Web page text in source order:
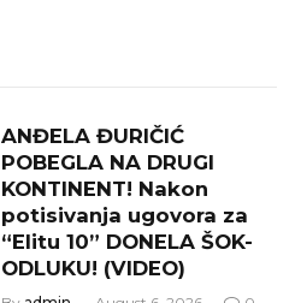
ANĐELA ĐURIČIĆ
POBEGLA NA DRUGI
KONTINENT! Nakon
potisivanja ugovora za
“Elitu 10” DONELA ŠOK-
ODLUKU! (VIDEO)